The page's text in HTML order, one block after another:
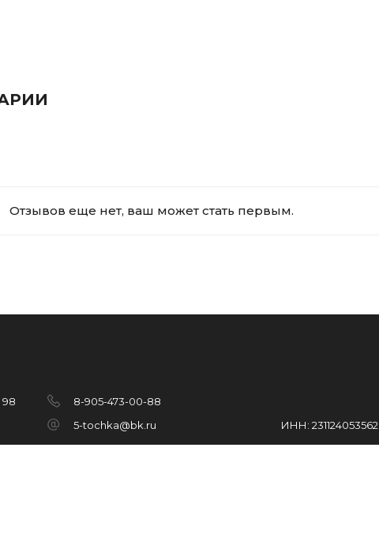
Отзывов еще нет, ваш может стать первым.
98
8-905-473-00-88
5-tochka@bk.ru
ИНН: 231124053562